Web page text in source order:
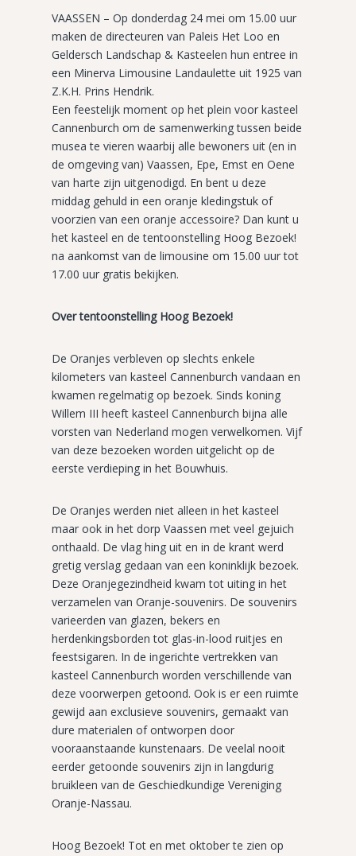
VAASSEN – Op donderdag 24 mei om 15.00 uur
maken de directeuren van Paleis Het Loo en
Geldersch Landschap & Kasteelen hun entree in
een Minerva Limousine Landaulette uit 1925 van
Z.K.H. Prins Hendrik.
Een feestelijk moment op het plein voor kasteel
Cannenburch om de samenwerking tussen beide
musea te vieren waarbij alle bewoners uit (en in
de omgeving van) Vaassen, Epe, Emst en Oene
van harte zijn uitgenodigd. En bent u deze
middag gehuld in een oranje kledingstuk of
voorzien van een oranje accessoire? Dan kunt u
het kasteel en de tentoonstelling Hoog Bezoek!
na aankomst van de limousine om 15.00 uur tot
17.00 uur gratis bekijken.
Over tentoonstelling Hoog Bezoek!
De Oranjes verbleven op slechts enkele
kilometers van kasteel Cannenburch vandaan en
kwamen regelmatig op bezoek. Sinds koning
Willem III heeft kasteel Cannenburch bijna alle
vorsten van Nederland mogen verwelkomen. Vijf
van deze bezoeken worden uitgelicht op de
eerste verdieping in het Bouwhuis.
De Oranjes werden niet alleen in het kasteel
maar ook in het dorp Vaassen met veel gejuich
onthaald. De vlag hing uit en in de krant werd
gretig verslag gedaan van een koninklijk bezoek.
Deze Oranjegezindheid kwam tot uiting in het
verzamelen van Oranje-souvenirs. De souvenirs
varieerden van glazen, bekers en
herdenkingsborden tot glas-in-lood ruitjes en
feestsigaren. In de ingerichte vertrekken van
kasteel Cannenburch worden verschillende van
deze voorwerpen getoond. Ook is er een ruimte
gewijd aan exclusieve souvenirs, gemaakt van
dure materialen of ontworpen door
vooraanstaande kunstenaars. De veelal nooit
eerder getoonde souvenirs zijn in langdurig
bruikleen van de Geschiedkundige Vereniging
Oranje-Nassau.
Hoog Bezoek! Tot en met oktober te zien op